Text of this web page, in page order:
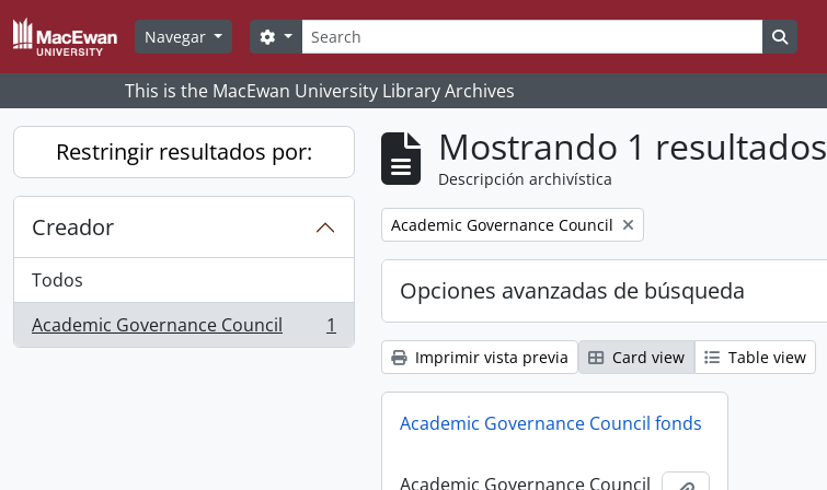
Skip to main content
Navegar
Búsqueda
Search options
This is the MacEwan University Library Archives
Restringir resultados por:
Creador
Todos
Academic Governance Council
, 1 resultados 1
Mostrando 1 resultados
Descripción archivística
Remove filter:
Academic Governance Council
Opciones avanzadas de búsqueda
Imprimir vista previa Card view Table view
Academic Governance Council fonds
Academic Governance Council